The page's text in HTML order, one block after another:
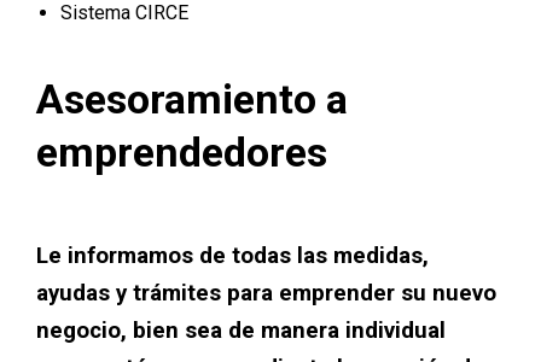
Sistema CIRCE
Asesoramiento a
emprendedores
Le informamos de todas las medidas,
ayudas y trámites para emprender su nuevo
negocio, bien sea de manera individual